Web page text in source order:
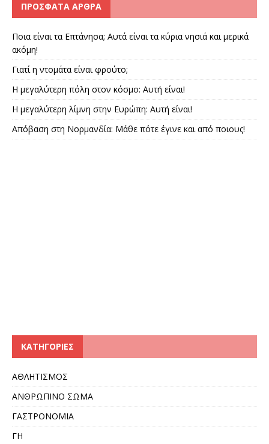
ΠΡΌΣΦΑΤΑ ΆΡΘΡΑ
Ποια είναι τα Επτάνησα; Αυτά είναι τα κύρια νησιά και μερικά
ακόμη!
Γιατί η ντομάτα είναι φρούτο;
Η μεγαλύτερη πόλη στον κόσμο: Αυτή είναι!
Η μεγαλύτερη λίμνη στην Ευρώπη: Αυτή είναι!
Απόβαση στη Νορμανδία: Μάθε πότε έγινε και από ποιους!
KΑΤΗΓΟΡΊΕΣ
ΑΘΛΗΤΙΣΜΟΣ
ΑΝΘΡΩΠΙΝΟ ΣΩΜΑ
ΓΑΣΤΡΟΝΟΜΙΑ
ΓΗ